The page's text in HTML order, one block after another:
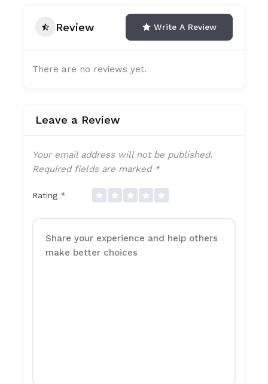
Review Write A Review
There are no reviews yet.
Leave a Review
Your email address will not be published.
Required fields are marked *
Rating *